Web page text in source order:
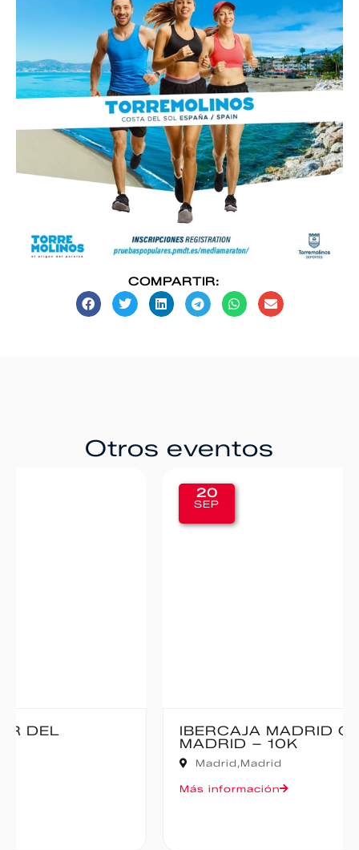
COMPARTIR:
Otros eventos
IBERCAJA MADRID CORRE POR